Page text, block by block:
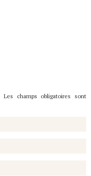
Les champs obligatoires sont